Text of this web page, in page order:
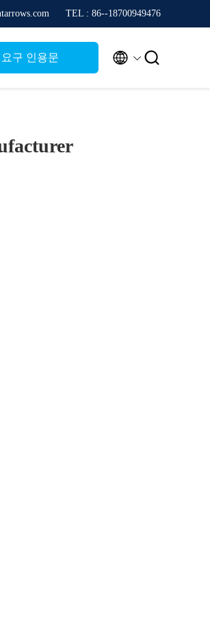
TEL : 86--18700949476
요구 인용문  